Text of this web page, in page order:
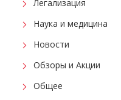
Легализация
Наука и медицина
Новости
Обзоры и Акции
Общее